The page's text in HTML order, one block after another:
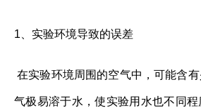
1、实验环境导致的误差
在实验环境周围的空气中，可能含
气极易溶于水，使实验用水也不同